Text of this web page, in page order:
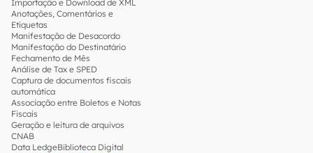
Importação e Download de XML
Anotações, Comentários e
Etiquetas
Manifestação de Desacordo
Manifestação do Destinatário
Fechamento de Mês
Análise de Tax e SPED
Captura de documentos fiscais
automática
Associação entre Boletos e Notas
Fiscais
Geração e leitura de arquivos
CNAB
Data LedgeBiblioteca Digital